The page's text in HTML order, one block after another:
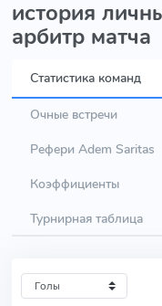
история
арбитр матча
Статистика команд
Очные встречи
Рефери Adem Saritas
Коэффициенты
Турнирная таблица